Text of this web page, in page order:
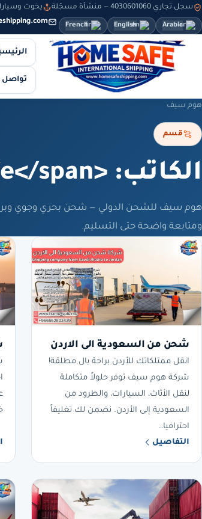
سجل تجاري 4030601060 — منشأة مسجّلة يخوت وسيارات وأثاث وبضائع —
Arabic
English
French
تواصل
هوم سيف
قسم
الكاتب: <span>home-safe</span>
هوم سيف للشحن الدولي — شحن بحري وجوي
ومتابعة واضحة حتى التسليم.
شحن من السعودية الى الاردن
انقل ممتلكاتك للأردن براحة بال مطلقة!
شركة هوم سيف توفر حلولاً متكاملة
لنقل الأثاث، السيارات، والطرود من
السعودية إلى الأردن. نضمن لك تغليفاً
احترافيا…
التفاصيل